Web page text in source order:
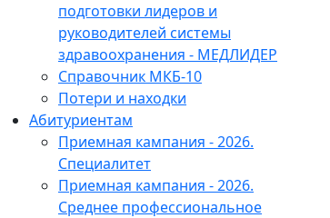
подготовки лидеров и
руководителей системы
здравоохранения - МЕДЛИДЕР
Справочник МКБ-10
Потери и находки
Абитуриентам
Приемная кампания - 2026.
Специалитет
Приемная кампания - 2026.
Среднее профессиональное